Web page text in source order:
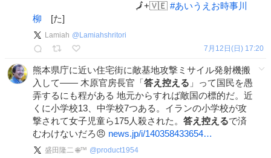
🗾+🇻🇪 #あいうえお時事川
柳 [た]
Lamiah @ Lamiahshritori
7月12日(日) 17:20
熊本県庁に近い住宅街に敵基地攻撃ミサイル発射機搬
入して―― 木原官房長官「答え控える 」って国民を愚
弄するにも程がある 地元からすれば敵国の標的だ。近
くに小学校13、中学校7つある。イランの小学校が攻
撃されて女子児童ら175人殺された。 答え控えるで済
むわけないだろ😠 news.jp/i/140358433654…
盛田隆二 🌐™ @product1954